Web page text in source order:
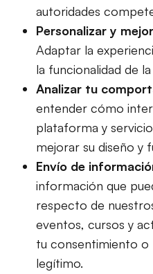
autoridades
Personalizar y
Adaptar la
la funcionalidad de
Analizar tu
entender cómo
plataforma y
mejorar su diseño y
Envío de
información que
respecto de
eventos, cursos y
tu consentimiento o
legítimo.